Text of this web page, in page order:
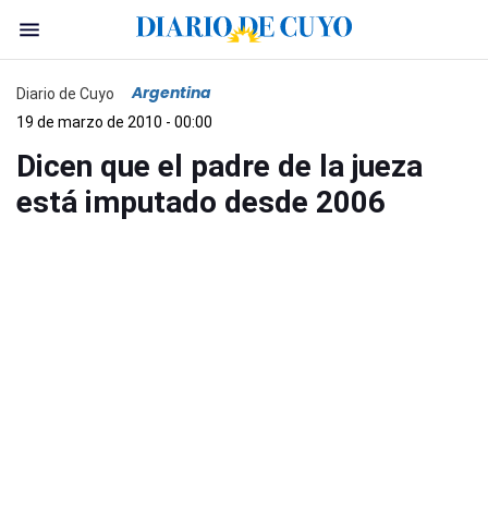
Diario de Cuyo Argentina
19 de marzo de 2010 - 00:00
Dicen que el padre de la jueza
está imputado desde 2006